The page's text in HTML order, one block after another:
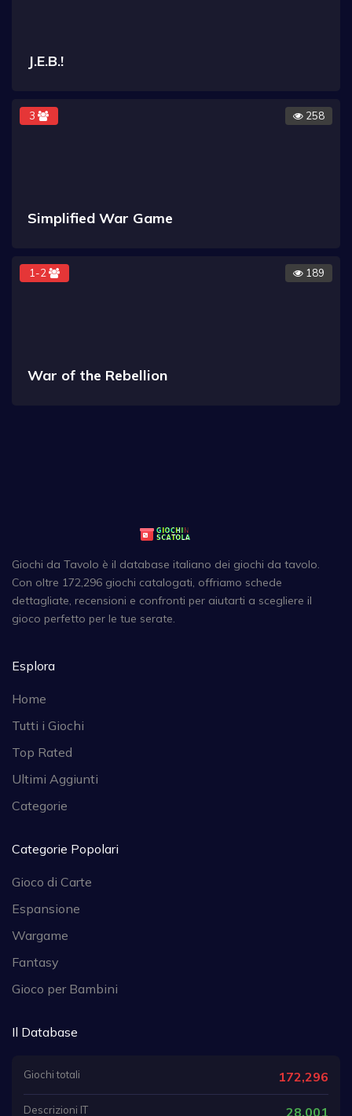
J.E.B.!
3 258
Simplified War Game
1-2 189
War of the Rebellion
Giochi da Tavolo è il database italiano dei giochi da tavolo.
Con oltre 172,296 giochi catalogati, offriamo schede
dettagliate, recensioni e confronti per aiutarti a scegliere il
gioco perfetto per le tue serate.
Esplora
Home
Tutti i Giochi
Top Rated
Ultimi Aggiunti
Categorie
Categorie Popolari
Gioco di Carte
Espansione
Wargame
Fantasy
Gioco per Bambini
Il Database
Giochi totali 172,296
Descrizioni IT 28,001